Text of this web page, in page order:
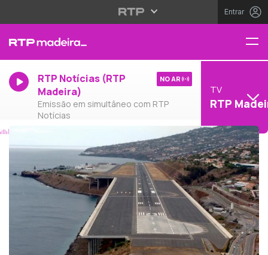
Entrar
RTP Notícias (RTP
Madeira)
Emissão em simultâneo com RTP
Notícias
NO AR
TV
RTP